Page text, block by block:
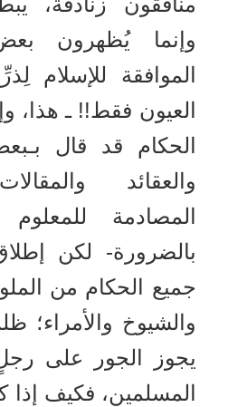
وإنما يُظهرون
الموافقة للإسلام
العيون فقط!! ـ هذا،
الحكام قد قال
والعقائد
المصادمة
بالضرورة- لكن
جميع الحكام من
والشيوخ والأمراء؛
يجوز الجور على
المسلمين، فكيف